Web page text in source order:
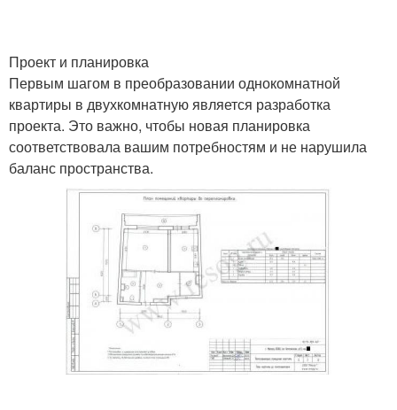
Проект и планировка
Первым шагом в преобразовании однокомнатной
квартиры в двухкомнатную является разработка
проекта. Это важно, чтобы новая планировка
соответствовала вашим потребностям и не нарушила
баланс пространства.